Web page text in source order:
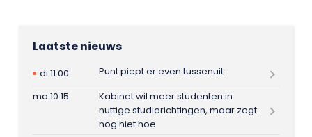
Laatste nieuws
di 11:00
Punt piept er even tussenuit
ma 10:15
Kabinet wil meer studenten in
nuttige studierichtingen, maar zegt
nog niet hoe